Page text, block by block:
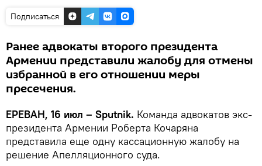
Подписаться
Ранее адвокаты второго президента
Армении представили жалобу для отмены
избранной в его отношении меры
пресечения.
ЕРЕВАН, 16 июл – Sputnik. Команда адвокатов экс-
президента Армении Роберта Кочаряна
представила еще одну кассационную жалобу на
решение Апелляционного суда.